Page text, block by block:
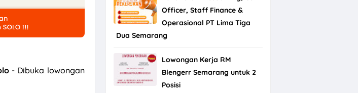
- Dibuka lowongan
Officer, Staff Finance &
Operasional PT Lima Tiga
Dua Semarang
Lowongan Kerja RM
Blengerr Semarang untuk 2
Posisi